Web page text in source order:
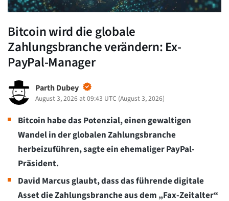
Bitcoin wird die globale
Zahlungsbranche verändern: Ex-
PayPal-Manager
Parth Dubey
August 3, 2026 at 09:43 UTC (August 3, 2026)
Bitcoin habe das Potenzial, einen gewaltigen
Wandel in der globalen Zahlungsbranche
herbeizuführen, sagte ein ehemaliger PayPal-
Präsident.
David Marcus glaubt, dass das führende digitale
Asset die Zahlungsbranche aus dem „Fax-Zeitalter“